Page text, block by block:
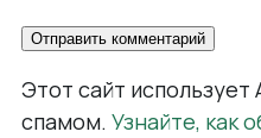
Этот сайт
спамом. Узнайте, как